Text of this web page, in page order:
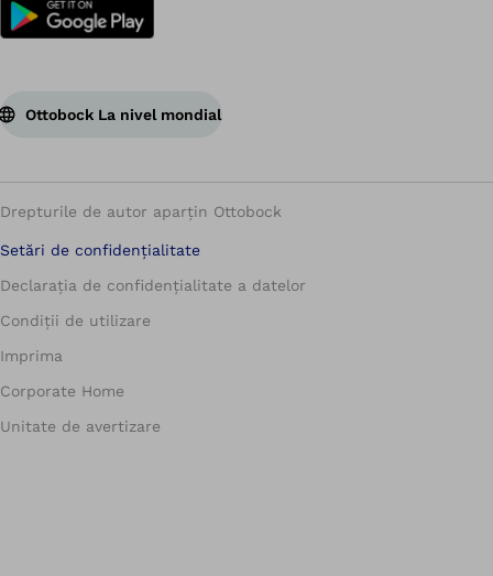
Ottobock La nivel mondial
Drepturile de autor aparțin Ottobock
Setări de confidențialitate
Declarația de confidențialitate a datelor
Condiții de utilizare
Imprima
Corporate Home
Unitate de avertizare